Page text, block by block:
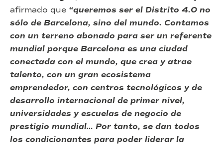
afirmado que “queremos ser el Distrito 4.0 no
sólo de Barcelona, sino del mundo. Contamos
con un terreno abonado para ser un referente
mundial porque Barcelona es una ciudad
conectada con el mundo, que crea y atrae
talento, con un gran ecosistema
emprendedor, con centros tecnológicos y de
desarrollo internacional de primer nivel,
universidades y escuelas de negocio de
prestigio mundial… Por tanto, se dan todos
los condicionantes para poder liderar la